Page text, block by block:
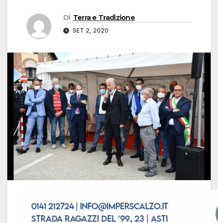
Di Terra e Tradizione
SET 2, 2020